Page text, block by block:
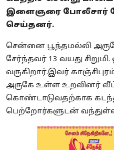
இளைஞரை போலீசார்
செய்தனர்.
சென்னை பூந்தமல்லி
சேர்ந்தவர் 13 வயது
வருகிறார்.இவர்
அருகே உள்ள உறவினர்
கொண்டாடுவதற்காக
பெற்றோர்களுடன்